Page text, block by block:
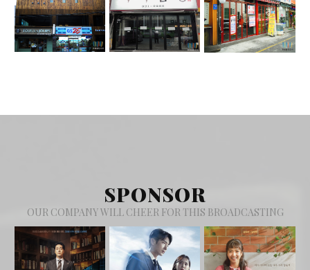
SPONSOR
OUR COMPANY WILL CHEER FOR THIS BROADCASTING